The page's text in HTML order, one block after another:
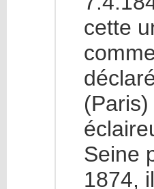
cette
Seine
1874,